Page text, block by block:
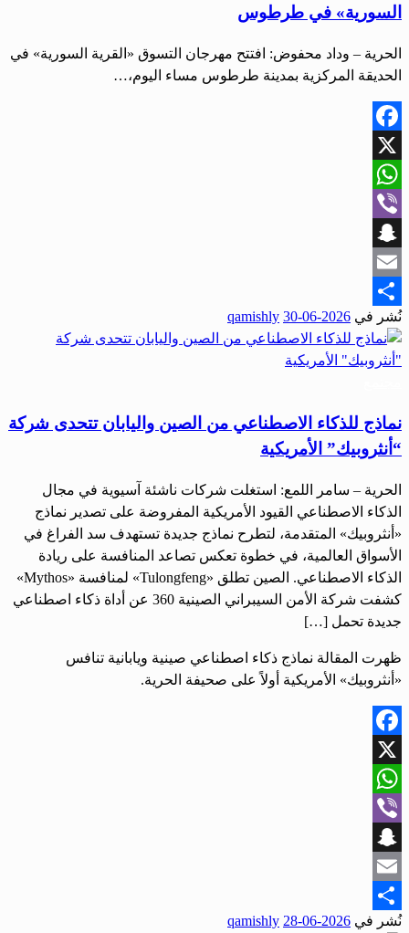
السورية» في طرطوس
الحرية – وداد محفوض: افتتح مهرجان التسوق «القرية السورية» في
الحديقة المركزية بمدينة طرطوس مساء اليوم،…
Facebook
X
WhatsApp
Viber
Snapchat
Email
Share
نُشر في 2026-06-30
qamishly
نماذج للذكاء الاصطناعي من الصين واليابان تتحدى شركة
“أنثروبيك” الأمريكية
الحرية – سامر اللمع: استغلت شركات ناشئة آسيوية في مجال
الذكاء الاصطناعي القيود الأمريكية المفروضة على تصدير نماذج
«أنثروبيك» المتقدمة، لتطرح نماذج جديدة تستهدف سد الفراغ في
الأسواق العالمية، في خطوة تعكس تصاعد المنافسة على ريادة
الذكاء الاصطناعي. الصين تطلق «Tulongfeng» لمنافسة «Mythos»
كشفت شركة الأمن السيبراني الصينية 360 عن أداة ذكاء اصطناعي
جديدة تحمل […]
ظهرت المقالة نماذج ذكاء اصطناعي صينية ويابانية تنافس
«أنثروبيك» الأمريكية أولاً على صحيفة الحرية.
Facebook
X
WhatsApp
Viber
Snapchat
Email
Share
نُشر في 2026-06-28
qamishly